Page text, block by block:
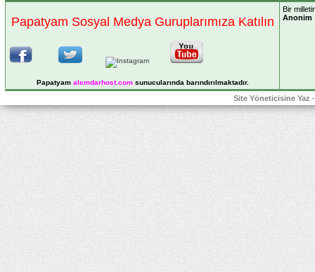
Papatyam Sosyal Medya Guruplarımıza Katılın
Papatyam alemdarhost.comsunucularında barındırılmaktadır.
Bir
Anonim
Site Yöneticisine Yaz